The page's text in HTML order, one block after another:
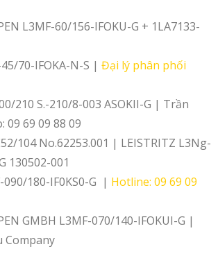
L3MF-60/156-IFOKU-G + 1LA7133-
70-IFOKA-N-S | Đại lý phân phối
210 S.-210/8-003 ASOKII-G | Trần
09 69 09 88 09
104 No.62253.001 | LEISTRITZ L3Ng-
130502-001
090/180-IF0KS0-G | Hotline: 09 69 09
GMBH L3MF-070/140-IFOKUI-G |
Company